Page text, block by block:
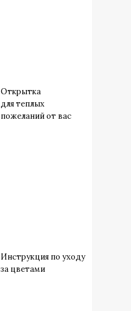
Открытка
для теплых
пожеланий от вас
Инструкция по уходу
за цветами